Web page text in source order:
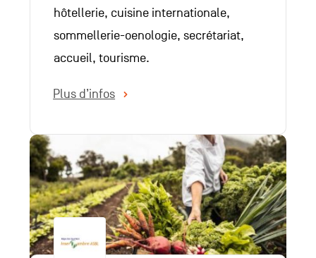
hôtellerie, cuisine internationale,
sommellerie-oenologie, secrétariat,
accueil, tourisme.
Plus d’infos